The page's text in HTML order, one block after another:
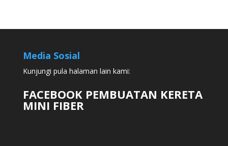
Media Sosial
Kunjungi pula halaman lain kami:
FACEBOOK PEMBUATAN KERETA
MINI FIBER